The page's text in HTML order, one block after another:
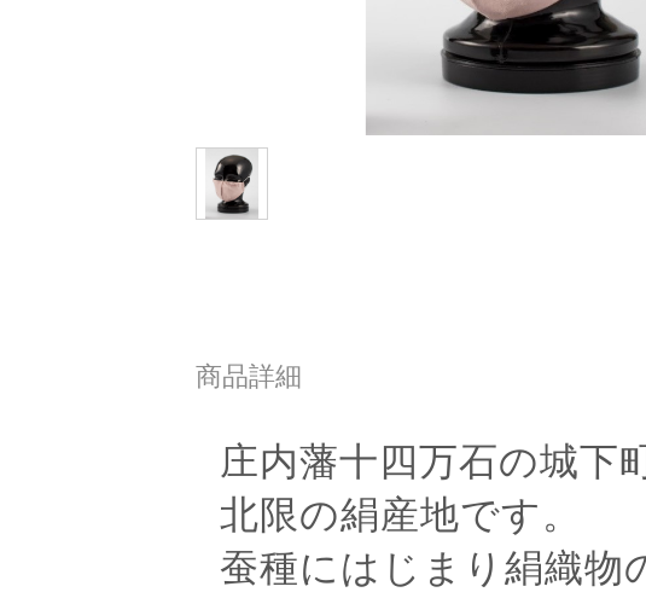
商品詳細
庄内藩十四万石の城下
北限の絹産地です。
蚕種にはじまり絹織物